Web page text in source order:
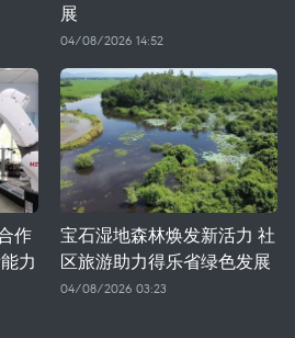
展
04/08/2026 14:52
作
力
宝石湿地森林焕发新活力 社
区旅游助力得乐省绿色发展
04/08/2026 03:23